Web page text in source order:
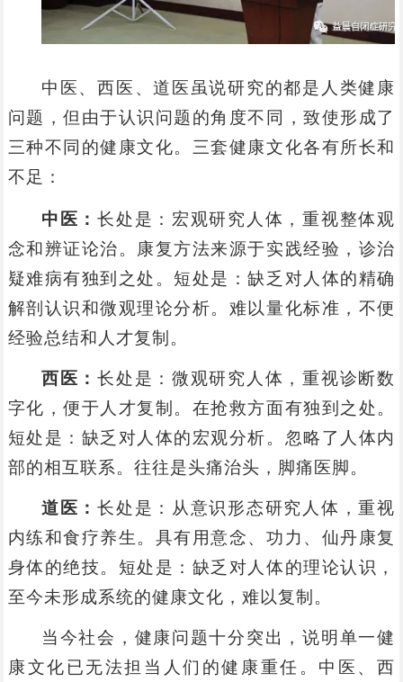
中医、西医、道医虽说研究的都是人类健康
问题，但由于认识问题的角度不同，致使形成了
三种不同的健康文化。三套健康文化各有所长和
不足：
中医：长处是：宏观研究人体，重视整体观
念和辨证论治。康复方法来源于实践经验，诊治
疑难病有独到之处。短处是：缺乏对人体的精确
解剖认识和微观理论分析。难以量化标准，不便
经验总结和人才复制。
西医：长处是：微观研究人体，重视诊断数
字化，便于人才复制。在抢救方面有独到之处。
短处是：缺乏对人体的宏观分析。忽略了人体内
部的相互联系。往往是头痛治头，脚痛医脚。
道医：长处是：从意识形态研究人体，重视
内练和食疗养生。具有用意念、功力、仙丹康复
身体的绝技。短处是：缺乏对人体的理论认识，
至今未形成系统的健康文化，难以复制。
当今社会，健康问题十分突出，说明单一健
康文化已无法担当人们的健康重任。中医、西